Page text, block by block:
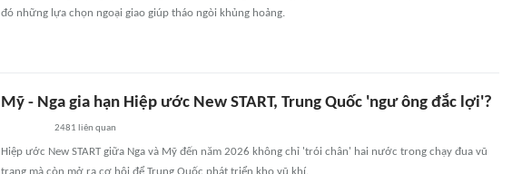
đó những lựa chọn ngoại giao giúp tháo ngòi khủng hoảng.
Mỹ - Nga gia hạn Hiệp ước New START, Trung Quốc 'ngư ông đắc lợi'?
2481 liên quan
Hiệp ước New START giữa Nga và Mỹ đến năm 2026 không chỉ 'trói chân' hai nước trong chạy đua vũ